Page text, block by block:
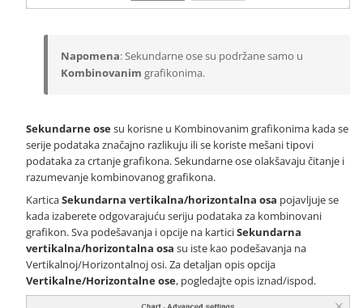
Napomena: Sekundarne ose su podržane samo u
Kombinovanim grafikonima.
Sekundarne osesu korisne u Kombinovanim grafikonima kada se
serije podataka značajno razlikuju ili se koriste mešani tipovi
podataka za crtanje grafikona. Sekundarne ose olakšavaju čitanje i
razumevanje kombinovanog grafikona.
KarticaSekundarna vertikalna/horizontalna osa pojavljuje se
kada izaberete odgovarajuću seriju podataka za kombinovani
grafikon. Sva podešavanja i opcije na karticiSekundarna
vertikalna/horizontalna osa su iste kao podešavanja na
Vertikalnoj/Horizontalnoj osi. Za detaljan opis opcija
Vertikalne/Horizontalne ose, pogledajte opis iznad/ispod.